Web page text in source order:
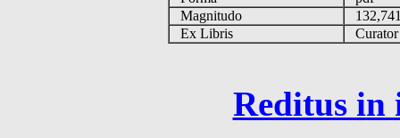
Magnitudo
Ex Libris
Curator
Reditus in